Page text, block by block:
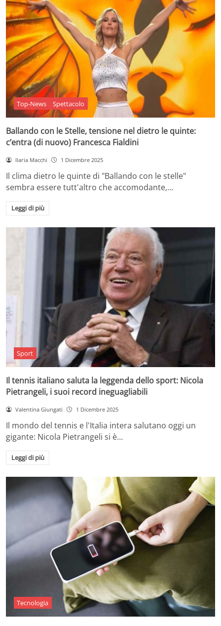
Top-News Spettacolo
Ballando con le Stelle, tensione nel dietro le quinte:
c’entra (di nuovo) Francesca Fialdini
Ilaria Macchi 1 Dicembre 2025
Il clima dietro le quinte di "Ballando con le stelle"
sembra essere tutt'altro che accomodante,…
Leggi di più
Sport
Il tennis italiano saluta la leggenda dello sport: Nicola
Pietrangeli, i suoi record ineguagliabili
Valentina Giungati 1 Dicembre 2025
Il mondo del tennis e l'Italia intera salutano oggi un
gigante: Nicola Pietrangeli si è…
Leggi di più
Tecnologia